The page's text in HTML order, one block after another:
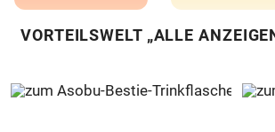
VORTEILSWELT „ALLE